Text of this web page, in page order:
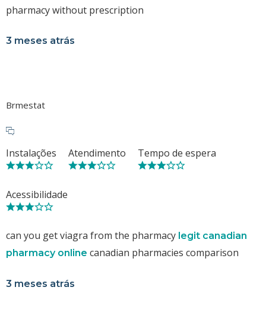
pharmacy without prescription
3 meses atrás
Brmestat
Instalações Atendimento Tempo de espera
Acessibilidade
can you get viagra from the pharmacy legit canadian
pharmacy online canadian pharmacies comparison
3 meses atrás